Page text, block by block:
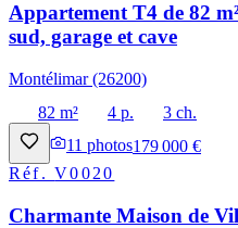
Appartement T4 de 82
sud, garage et cave
Montélimar (26200)
82 m²
4 p.
3 ch.
11 photos179 000 €
Réf.V0020
Charmante Maison de